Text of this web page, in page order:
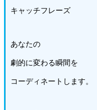
キャッチフレーズ
あなたの
劇的に変わる瞬間を
コーディネートします。